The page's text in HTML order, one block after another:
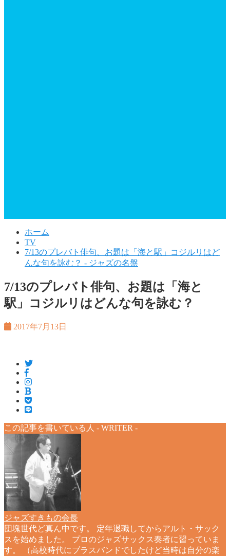
ホーム
TV
7/13のプレバト俳句、お題は「海と駅」コジルリはど
んな句を詠む？ - ジャズの名盤
7/13のプレバト俳句、お題は「海と
駅」コジルリはどんな句を詠む？
2017年7月13日
この記事を書いている人 - WRITER -
ジャズすきもの会長
団塊世代ど真ん中です。 定年退職してからアルト・サック
スを始めました。 プロのジャズサックス奏者に習っていま
す。 （高校時代にブラスバンドでしたけど当時は自分の楽